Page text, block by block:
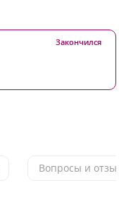
Закончился
Вопросы и